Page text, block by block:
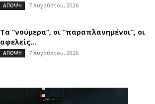
ΑΠΟΨΗ 7 Αυγούστου, 2026
Τα “νούμερα”, οι “παραπλανημένοι”, οι
αφελείς…
ΑΠΟΨΗ 7 Αυγούστου, 2026